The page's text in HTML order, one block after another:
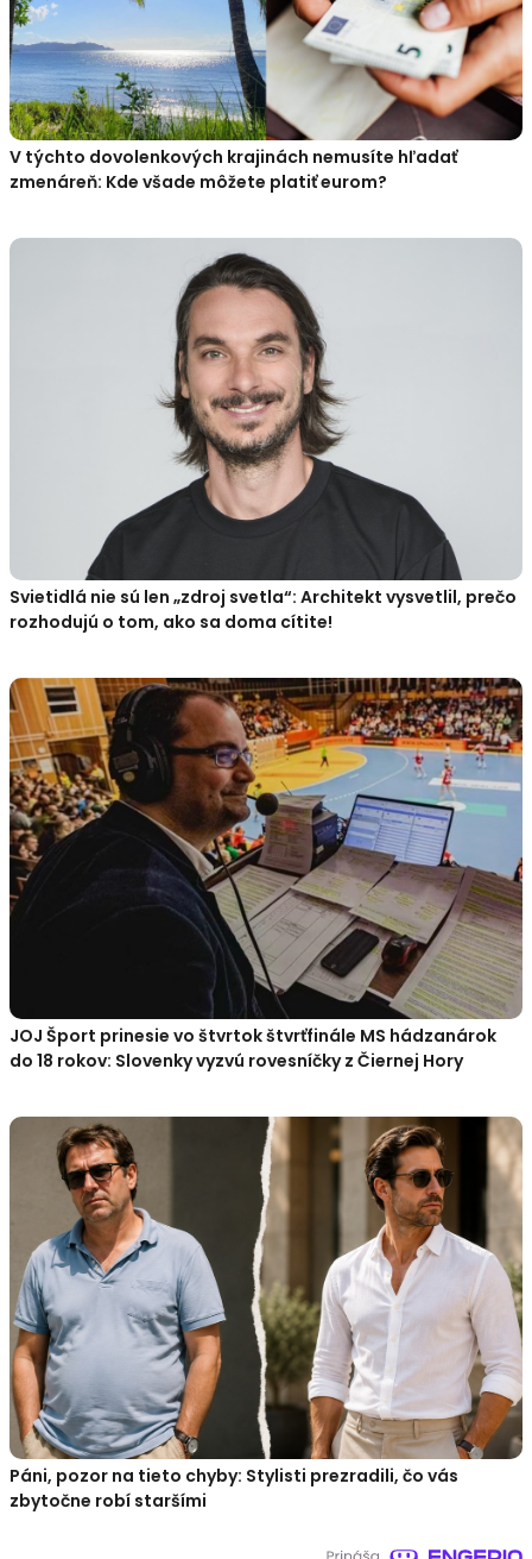
V týchto dovolenkových krajinách nemusíte hľadať
zmenáreň: Kde všade môžete platiť eurom?
Svietidlá nie sú len „zdroj svetla“: Architekt vysvetlil, prečo
rozhodujú o tom, ako sa doma cítite!
JOJ Šport prinesie vo štvrtok štvrťfinále MS hádzanárok
do 18 rokov: Slovenky vyzvú rovesníčky z Čiernej Hory
Páni, pozor na tieto chyby: Stylisti prezradili, čo vás
zbytočne robí staršími